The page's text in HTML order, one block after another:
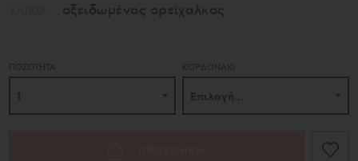
οξειδωμένος ορείχαλκος
ΠΟΣΟΤΗΤΑ ΚΟΡΔΟΝΑΚΙ